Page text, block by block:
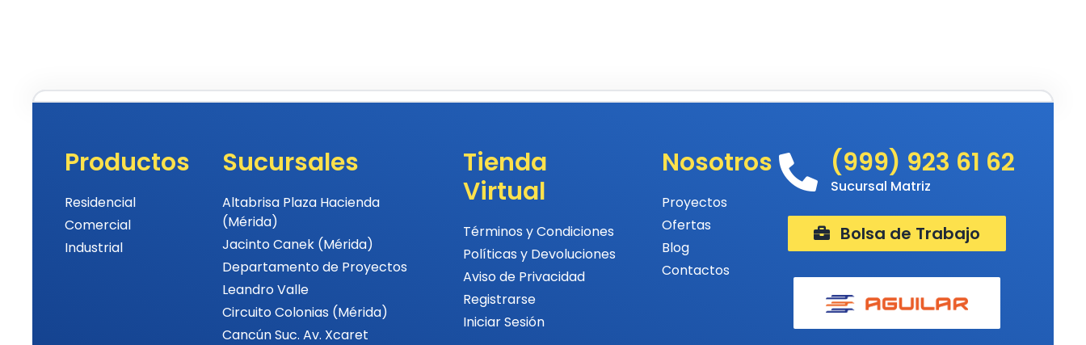
Productos
Residencial
Comercial
Industrial
Sucursales
Altabrisa Plaza Hacienda
(Mérida)
Jacinto Canek (Mérida)
Departamento de Proyectos
Leandro Valle
Circuito Colonias (Mérida)
Cancún Suc. Av. Xcaret
Tienda
Virtual
Términos y Condiciones
Políticas y Devoluciones
Aviso de Privacidad
Registrarse
Iniciar Sesión
Nosotros
Proyectos
Ofertas
Blog
Contactos
(999) 923 61 62
Sucursal Matriz
Bolsa de Trabajo